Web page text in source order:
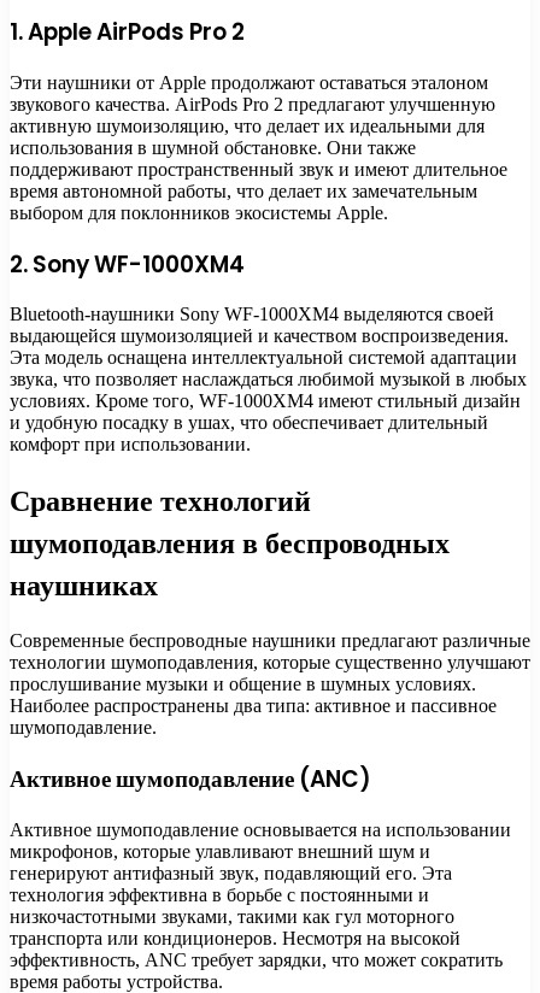
1. Apple AirPods Pro 2
Эти наушники от Apple продолжают оставаться эталоном
звукового качества. AirPods Pro 2 предлагают улучшенную
активную шумоизоляцию, что делает их идеальными для
использования в шумной обстановке. Они также
поддерживают пространственный звук и имеют длительное
время автономной работы, что делает их замечательным
выбором для поклонников экосистемы Apple.
2. Sony WF-1000XM4
Bluetooth-наушники Sony WF-1000XM4 выделяются своей
выдающейся шумоизоляцией и качеством воспроизведения.
Эта модель оснащена интеллектуальной системой адаптации
звука, что позволяет наслаждаться любимой музыкой в любых
условиях. Кроме того, WF-1000XM4 имеют стильный дизайн
и удобную посадку в ушах, что обеспечивает длительный
комфорт при использовании.
Сравнение технологий
шумоподавления в беспроводных
наушниках
Современные беспроводные наушники предлагают различные
технологии шумоподавления, которые существенно улучшают
прослушивание музыки и общение в шумных условиях.
Наиболее распространены два типа: активное и пассивное
шумоподавление.
Активное шумоподавление (ANC)
Активное шумоподавление основывается на использовании
микрофонов, которые улавливают внешний шум и
генерируют антифазный звук, подавляющий его. Эта
технология эффективна в борьбе с постоянными и
низкочастотными звуками, такими как гул моторного
транспорта или кондиционеров. Несмотря на высокой
эффективность, ANC требует зарядки, что может сократить
время работы устройства.